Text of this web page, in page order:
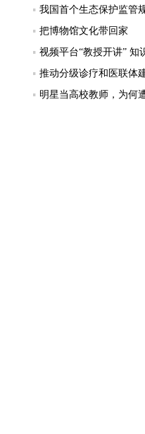
我国首个生态保护监管
把博物馆文化带回家
视频平台“教授开讲” 知
推动分级诊疗和医联体
明星当高校教师，为何